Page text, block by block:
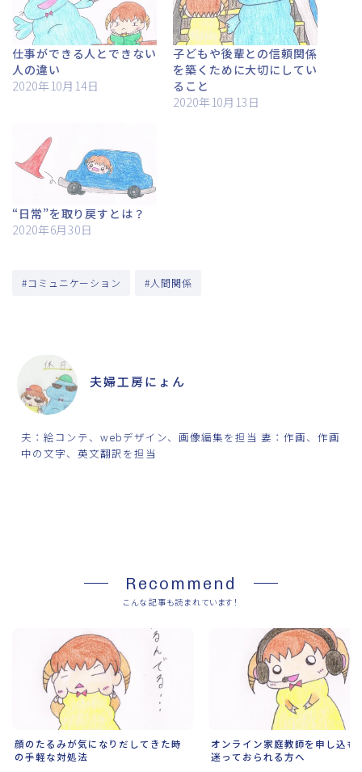
仕事ができる人とできない
人の違い
2020年10月14日
子どもや後輩との信頼関係
を築くために大切にしてい
ること
2020年10月13日
“日常”を取り戻すとは？
2020年6月30日
#コミュニケーション #人間関係
夫婦工房にょん
夫：絵コンテ、webデザイン、画像編集を担当 妻：作画、作画
中の文字、英文翻訳を担当
Recommend
こんな記事も読まれています！
顔のたるみが気になりだしてきた時
の手軽な対処法
オンライン家庭教師を申し込も
迷っておられる方へ